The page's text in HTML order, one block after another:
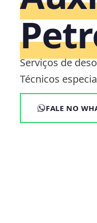
Serviços de
Técnicos
FALE NO